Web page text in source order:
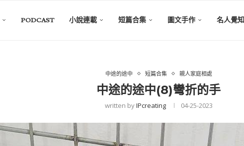
PODCAST 小說連載 短篇合集 圖文手作 名人覺知
中途的途中 短篇合集 親人家庭相處
中途的途中(8)彎折的手
written byIPcreating 04-25-2023